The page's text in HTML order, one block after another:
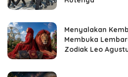
Menyalakan
Membuka
Zodiak Leo